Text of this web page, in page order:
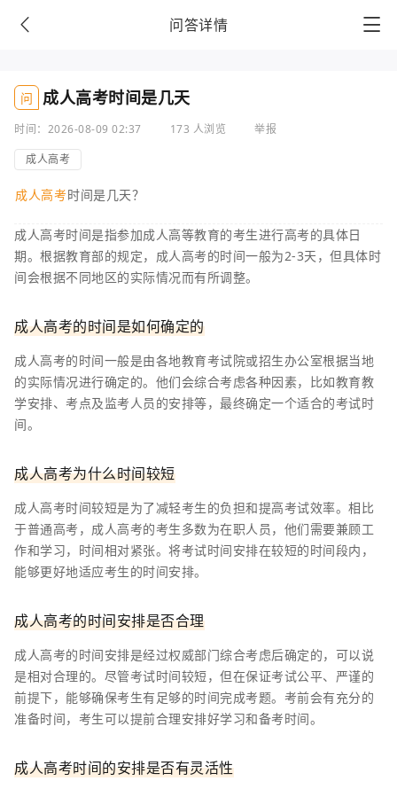
问答详情
问 成人高考时间是几天
时间：2026-08-09 02:37 173 人浏览
举报
成人高考
成人高考时间是几天？
成人高考时间是指参加成人高等教育的考生进行高考的具体日
期。根据教育部的规定，成人高考的时间一般为2-3天，但具体时
间会根据不同地区的实际情况而有所调整。
成人高考的时间是如何确定的
成人高考的时间一般是由各地教育考试院或招生办公室根据当地
的实际情况进行确定的。他们会综合考虑各种因素，比如教育教
学安排、考点及监考人员的安排等，最终确定一个适合的考试时
间。
成人高考为什么时间较短
成人高考时间较短是为了减轻考生的负担和提高考试效率。相比
于普通高考，成人高考的考生多数为在职人员，他们需要兼顾工
作和学习，时间相对紧张。将考试时间安排在较短的时间段内，
能够更好地适应考生的时间安排。
成人高考的时间安排是否合理
成人高考的时间安排是经过权威部门综合考虑后确定的，可以说
是相对合理的。尽管考试时间较短，但在保证考试公平、严谨的
前提下，能够确保考生有足够的时间完成考题。考前会有充分的
准备时间，考生可以提前合理安排好学习和备考时间。
成人高考时间的安排是否有灵活性